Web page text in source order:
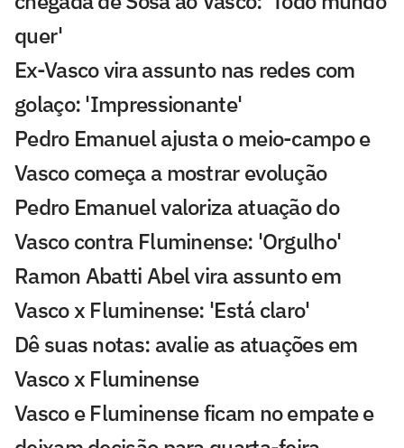
quer'
Ex-Vasco vira assunto nas redes com
golaço: 'Impressionante'
Pedro Emanuel ajusta o meio-campo e
Vasco começa a mostrar evolução
Pedro Emanuel valoriza atuação do
Vasco contra Fluminense: 'Orgulho'
Ramon Abatti Abel vira assunto em
Vasco x Fluminense: 'Está claro'
Dê suas notas: avalie as atuações em
Vasco x Fluminense
Vasco e Fluminense ficam no empate e